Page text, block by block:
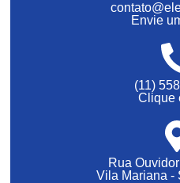
Envie
(11)
Clique
Rua
Vila Mariana -